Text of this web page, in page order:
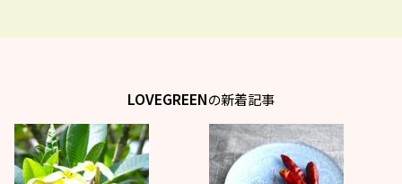
LOVEGREENの新着記事